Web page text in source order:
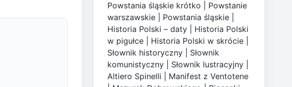
Powstania śląskie krótko
Powstanie
warszawskie
Powstania śląskie
Historia Polski – daty
Historia Polski
w pigułce
Historia Polski w skrócie
Słownik historyczny
Słownik
komunistyczny
Słownik lustracyjny
Altiero Spinelli
Manifest z Ventotene